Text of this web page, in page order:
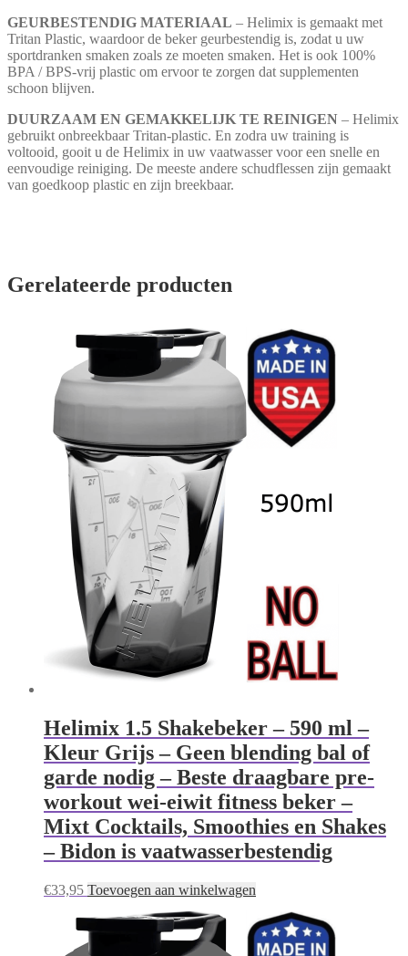
GEURBESTENDIG MATERIAAL – Helimix is gemaakt met
Tritan Plastic, waardoor de beker geurbestendig is, zodat u uw
sportdranken smaken zoals ze moeten smaken. Het is ook 100%
BPA / BPS-vrij plastic om ervoor te zorgen dat supplementen
schoon blijven.
DUURZAAM EN GEMAKKELIJK TE REINIGEN – Helimix
gebruikt onbreekbaar Tritan-plastic. En zodra uw training is
voltooid, gooit u de Helimix in uw vaatwasser voor een snelle en
eenvoudige reiniging. De meeste andere schudflessen zijn gemaakt
van goedkoop plastic en zijn breekbaar.
Gerelateerde producten
Helimix 1.5 Shakebeker – 590 ml –
Kleur Grijs – Geen blending bal of
garde nodig – Beste draagbare pre-
workout wei-eiwit fitness beker –
Mixt Cocktails, Smoothies en Shakes
– Bidon is vaatwasserbestendig
€33,95 Toevoegen aan winkelwagen